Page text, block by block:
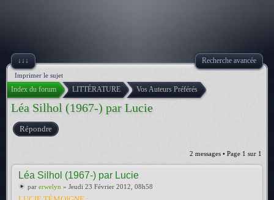
↓↓↓ Recherche avancée
Imprimer le sujet
Index du forum LITTÉRATURE Vos Auteurs Préférés
Léa Silhol (1967-) par Lucie
Répondre
2 messages • Page 1 sur 1
Léa Silhol (1967-) par Lucie
par erwelyn » Jeudi 23 Février 2012, 08h58